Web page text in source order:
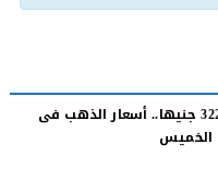
عيار 21 بـ3220 جنيها.. أسعار الذهب فى
الخميس